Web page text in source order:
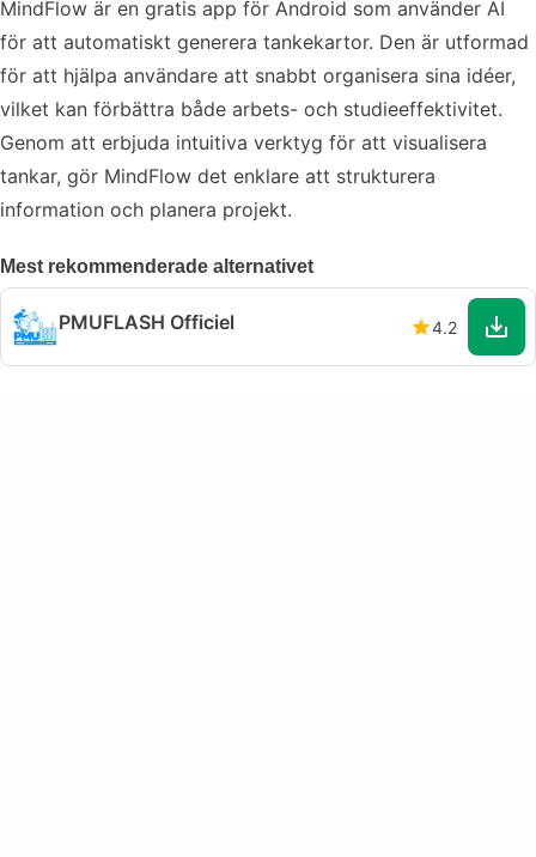
MindFlow är en gratis app för Android som använder AI
för att automatiskt generera tankekartor. Den är utformad
för att hjälpa användare att snabbt organisera sina idéer,
vilket kan förbättra både arbets- och studieeffektivitet.
Genom att erbjuda intuitiva verktyg för att visualisera
tankar, gör MindFlow det enklare att strukturera
information och planera projekt.
Mest rekommenderade alternativet
PMUFLASH Officiel 4.2